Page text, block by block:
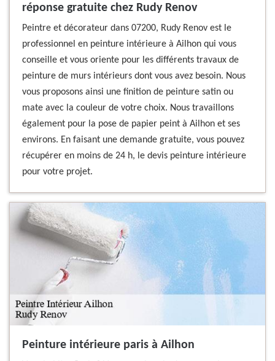
réponse gratuite chez Rudy Renov
Peintre et décorateur dans 07200, Rudy Renov est le
professionnel en peinture intérieure à Ailhon qui vous
conseille et vous oriente pour les différents travaux de
peinture de murs intérieurs dont vous avez besoin. Nous
vous proposons ainsi une finition de peinture satin ou
mate avec la couleur de votre choix. Nous travaillons
également pour la pose de papier peint à Ailhon et ses
environs. En faisant une demande gratuite, vous pouvez
récupérer en moins de 24 h, le devis peinture intérieure
pour votre projet.
Peinture intérieure paris à Ailhon